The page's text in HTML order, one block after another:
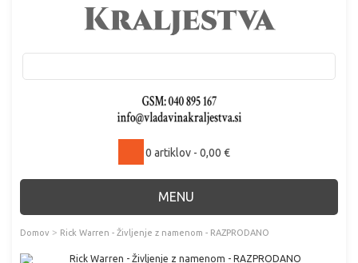
0 artiklov - 0,00 €
MENU
Domov > Rick Warren - Življenje z namenom - RAZPRODANO